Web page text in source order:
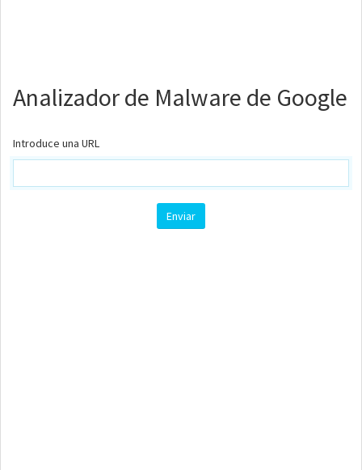
Analizador de Malware de Google
Introduce una URL